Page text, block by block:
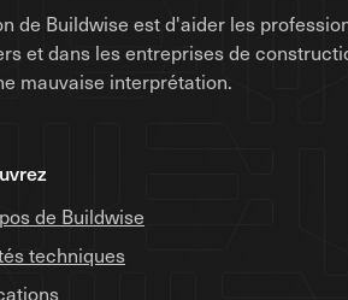
de Buildwise est d'aider les
et dans les entreprises de
mauvaise interprétation.
de Buildwise
techniques